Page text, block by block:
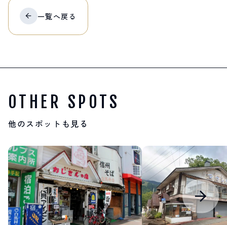
一覧へ戻る
OTHER SPOTS
他のスポットも見る